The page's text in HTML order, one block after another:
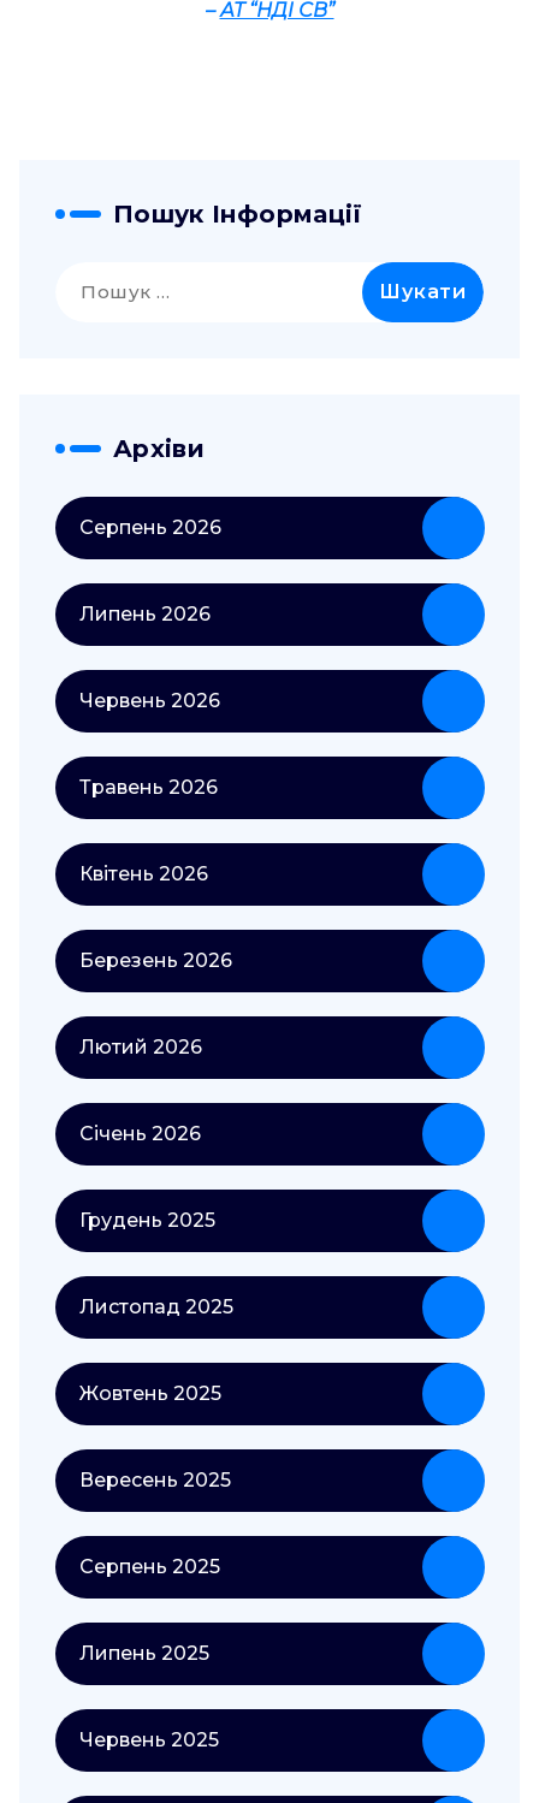
–АТ “НДІ СВ”
Пошук Інформації
Архіви
Серпень 2026
Липень 2026
Червень 2026
Травень 2026
Квітень 2026
Березень 2026
Лютий 2026
Січень 2026
Грудень 2025
Листопад 2025
Жовтень 2025
Вересень 2025
Серпень 2025
Липень 2025
Червень 2025